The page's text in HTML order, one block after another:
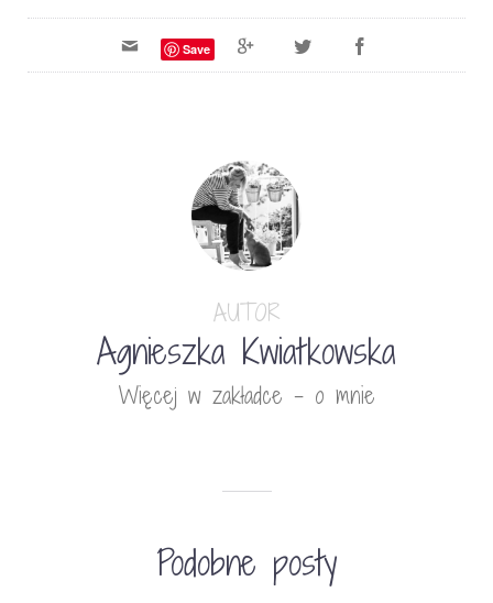
Save
AUTOR
Agnieszka Kwiatkowska
Więcej w zakładce - o mnie
Podobne posty